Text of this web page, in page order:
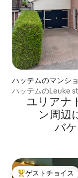
ハッテムのマンシ
ハッテムのLeuke
ユリアナ
ン⁠周⁠辺⁠
バ⁠
ゲストチョイス